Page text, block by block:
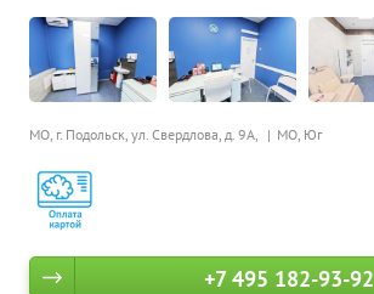
МО, г. Подольск, ул. Свердлова, д. 9А, МО, Юг
+7 495 182-93-92